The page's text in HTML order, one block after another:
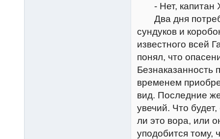
- Нет, капитан
Два дня
сундуков и
известного всей
понял, что
Безнаказанность
временем
вид. Последние
увечий. Что
ли это вора, или
уподобится тому,